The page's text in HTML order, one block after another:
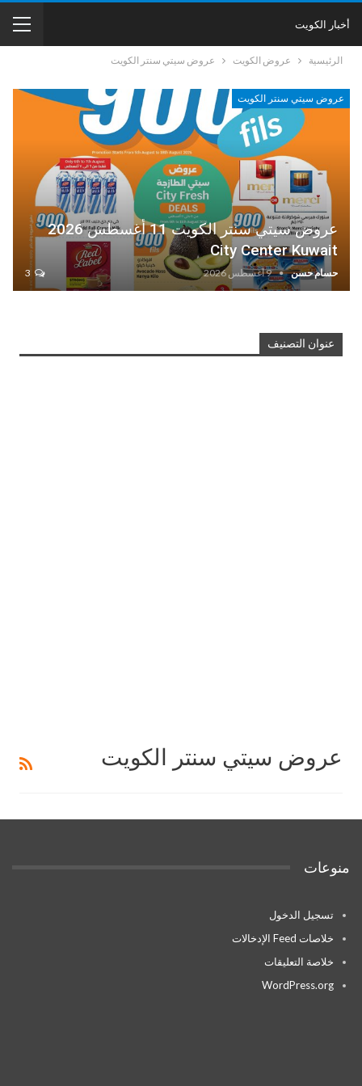
أخبار الكويت
الرئيسية عروض الكويت عروض سيتي سنتر الكويت
عروض سيتي سنتر الكويت
عروض سيتي سنتر الكويت 11 أغسطس 2026
City Center Kuwait
حسام حسن 9 أغسطس 2026
عنوان التصنيف
عروض سيتي سنتر الكويت
منوعات
تسجيل الدخول
خلاصات Feed الإدخالات
خلاصة التعليقات
WordPress.org